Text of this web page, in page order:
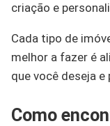
criação e
Cada tipo de
melhor a fazer é
que você deseja
Como